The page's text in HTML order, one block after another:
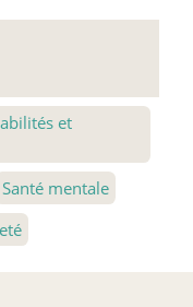
et
Santé mentale